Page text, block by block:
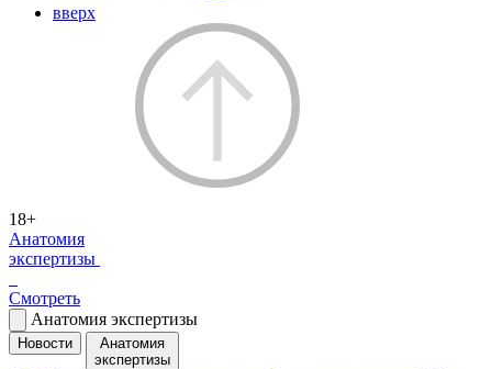
вверх
18+
Анатомия
экспертизы
Смотреть
Анатомия экспертизы
Новости
Анатомия
экспертизы